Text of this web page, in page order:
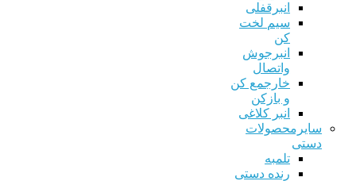
انبرقفلی
سیم لخت
انبرجوش
واتصال
خارجمع کن
و بازکن
انبر کلاغی
سایرمحصولات
دستی
تلمبه
رنده دستی